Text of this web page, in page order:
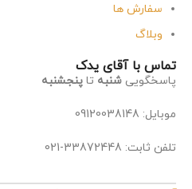
سفارش ها
وبلاگ
تماس با آقای یدک
پاسخگویی شنبه تا پنجشنبه
موبایل: 09120038148
تلفن ثابت: 33872448-021